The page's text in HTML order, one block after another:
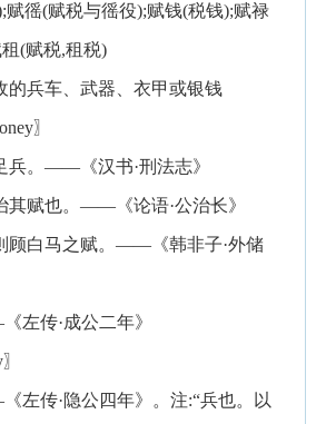
赋徭(赋税与徭役);赋钱(税钱);赋禄
(赋税,租税)
的兵车、武器、衣甲或银钱
〗
兵。——《汉书·刑法志》
其赋也。——《论语·公治长》
顾白马之赋。——《韩非子·外储
左传·成公二年》
左传·隐公四年》。注:“兵也。以